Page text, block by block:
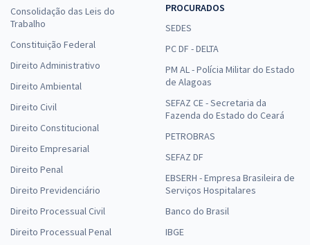
Consolidação das Leis do
Trabalho
Constituição Federal
Direito Administrativo
Direito Ambiental
Direito Civil
Direito Constitucional
Direito Empresarial
Direito Penal
Direito Previdenciário
Direito Processual Civil
Direito Processual Penal
PROCURADOS
SEDES
PC DF - DELTA
PM AL - Polícia Militar do Estado
de Alagoas
SEFAZ CE - Secretaria da
Fazenda do Estado do Ceará
PETROBRAS
SEFAZ DF
EBSERH - Empresa Brasileira de
Serviços Hospitalares
Banco do Brasil
IBGE